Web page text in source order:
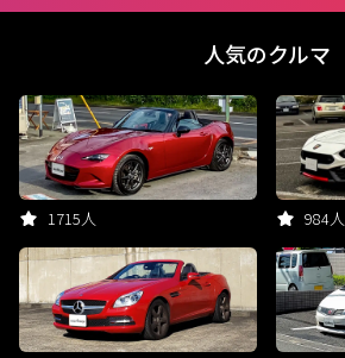
人気のクルマ
1715人 984人